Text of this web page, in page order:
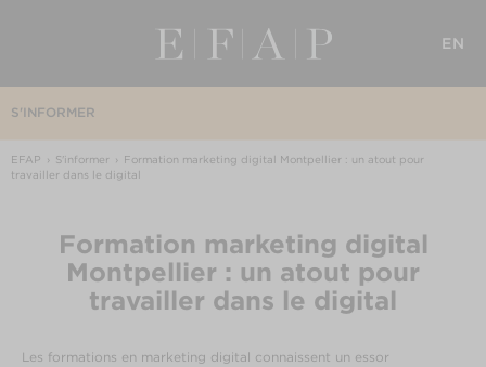
EN
S'INFORMER
EFAP S'informer
Formation marketing digital Montpellier : un atout pour
travailler dans le digital
Formation marketing digital
Montpellier : un atout pour
travailler dans le digital
Les formations en marketing digital connaissent un essor